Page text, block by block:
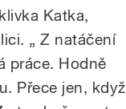
Katka,
„ Z natáčení
práce. Hodně
Přece jen, když